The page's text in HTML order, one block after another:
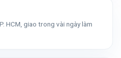
HCM, giao trong vài ngày làm